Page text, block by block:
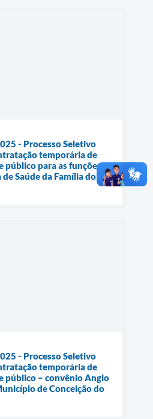
- Processo Seletivo
temporária de
público para as funções da
Saúde da Família do
- Processo Seletivo
temporária de
público – convênio Anglo
de Conceição do